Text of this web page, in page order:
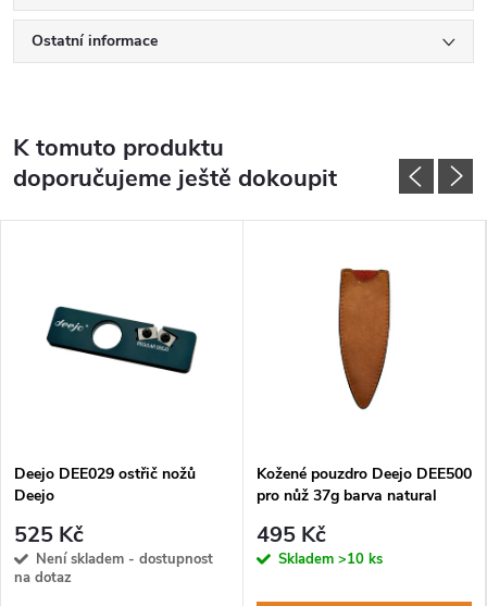
Ostatní informace
K tomuto produktu
doporučujeme ještě dokoupit
Deejo DEE029 ostřič nožů
Deejo
525 Kč
Není skladem - dostupnost
na dotaz
Kožené pouzdro Deejo DEE500
pro nůž 37g barva natural
495 Kč
Skladem >10 ks